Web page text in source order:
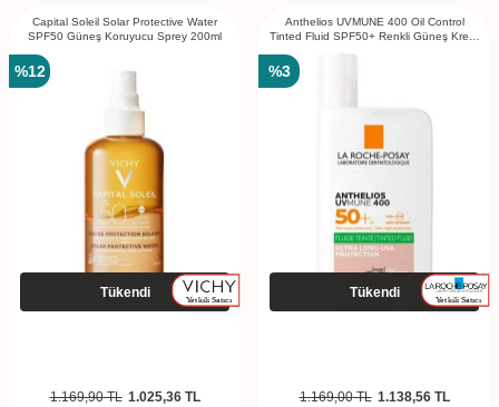
Capital Soleil Solar Protective Water
SPF50 Güneş Koruyucu Sprey 200ml
%12
Tükendi
1.169,90TL 1.025,36TL
Anthelios UVMUNE 400 Oil Control
Tinted Fluid SPF50+ Renkli Güneş Kremi
%3
Tükendi
1.169,00TL 1.138,56TL